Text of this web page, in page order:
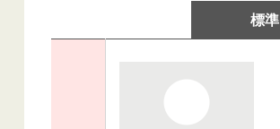
標準